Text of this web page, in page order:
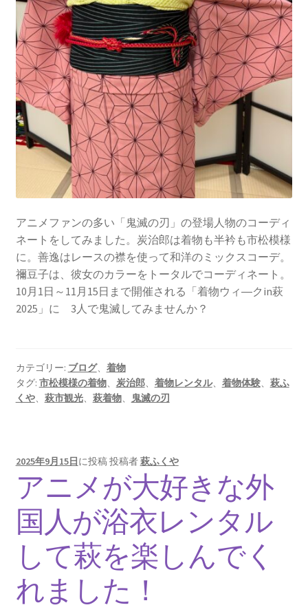
アニメファンの多い「鬼滅の刃」の登場人物のコーディ
ネートをしてみました。炭治郎は着物も半衿も市松模様
に。善逸はレースの襟を使って和洋のミックスコーデ。
禰豆子は、彼女のカラーをトータルでコーディネート。
10月1日～11月15日まで開催される「着物ウィ―クin萩
2025」に 3人で鬼滅してみませんか？
カテゴリー: ブログ、 着物
タグ: 市松模様の着物、 炭治郎、 着物レンタル、 着物体験、 萩ふ
くや、 萩市観光、 萩着物、 鬼滅の刃
2025年9月15日に投稿投稿者萩ふくや
アニメが大好きな外
国人が浴衣レンタル
して萩を楽しんでく
れました！